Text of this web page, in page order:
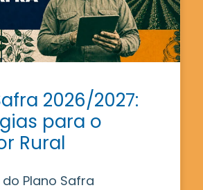
2026/2027:
para o
Rural
Plano Safra